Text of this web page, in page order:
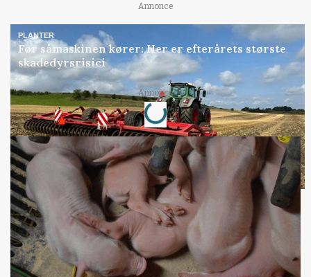
Annonce
PLANTER
Før såmaskinen kører: Her er efterårets største
skadedyrsrisici
Annonce
Loading...